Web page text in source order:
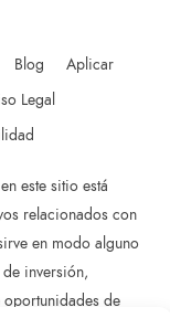
Blog
Aplicar
Legal
este sitio está
relacionados con
en modo alguno
inversión,
de